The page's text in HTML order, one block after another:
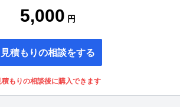
5,000 円
見積もりの相談をする
積もりの相談後に購入できます